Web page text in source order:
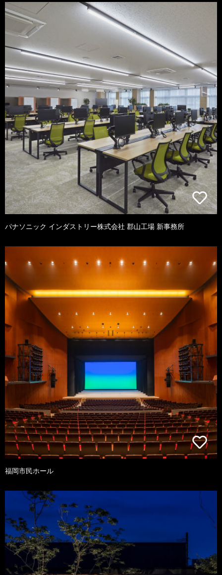
パナソニック インダストリー株式会社 郡山工場 新事務所
福岡市民ホール